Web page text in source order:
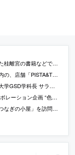
トギャラリーでの回顧展「石元泰博写真展 伝統と近代」をプレビュー
東京ギフトパレット店」の写真
ンライントークイベント「Learning Architecture」の動画
之・後編「『塗られなかった壁』が生まれるとき」
徳や施主も登場して批評。制作はTOTO・ギャラリー間